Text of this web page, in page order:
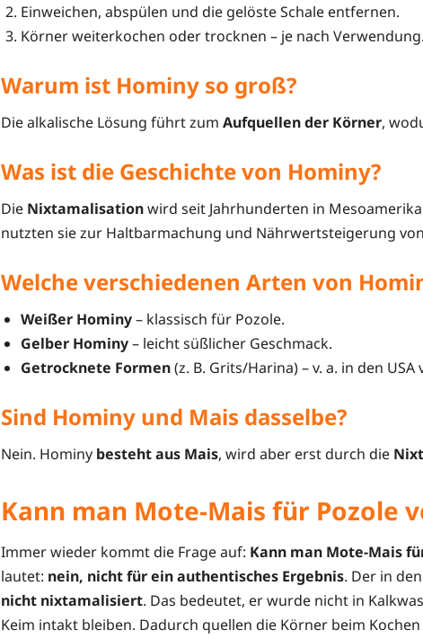
Einweichen, abspülen und die gelöste Schale entfernen.
Körner weiterkochen oder trocknen – je nach Verwendung.
Warum ist Hominy so groß?
Die alkalische Lösung führt zum Aufquellen der Körner,
Was ist die Geschichte von Hominy?
Die Nixtamalisationwird seit Jahrhunderten in
nutzten sie zur Haltbarmachung und Nährwertsteigerung
Welche verschiedenen Arten von
Weißer Hominy– klassisch für Pozole.
Gelber Hominy– leicht süßlicher Geschmack.
Getrocknete Formen(z. B. Grits/Harina) – v. a. in den
Sind Hominy und Mais dasselbe?
Nein. Hominy besteht aus Mais, wird aber erst durch die
Kann man Mote-Mais für Pozole
Immer wieder kommt die Frage auf: Kann man Mote-Mais
lautet: nein, nicht für ein authentisches Ergebnis. Der in
nicht nixtamalisiert. Das bedeutet, er wurde nicht in
Keim intakt bleiben. Dadurch quellen die Körner beim